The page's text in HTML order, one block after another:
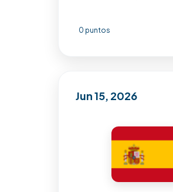
0 puntos
Jun 15, 2026